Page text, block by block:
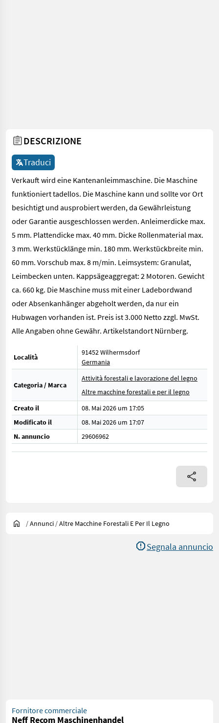
DESCRIZIONE
Traduci
Verkauft wird eine Kantenanleimmaschine. Die Maschine
funktioniert tadellos. Die Maschine kann und sollte vor Ort
besichtigt und ausprobiert werden, da Gewährleistung
oder Garantie ausgeschlossen werden. Anleimerdicke max.
5 mm. Plattendicke max. 40 mm. Dicke Rollenmaterial max.
3 mm. Werkstücklänge min. 180 mm. Werkstückbreite min.
60 mm. Vorschub max. 8 m/min. Leimsystem: Granulat,
Leimbecken unten. Kappsägeaggregat: 2 Motoren. Gewicht
ca. 660 kg. Die Maschine muss mit einer Ladebordwand
oder Absenkanhänger abgeholt werden, da nur ein
Hubwagen vorhanden ist. Preis ist 3.000 Netto zzgl. MwSt.
Alle Angaben ohne Gewähr. Artikelstandort Nürnberg.
Località
91452 Wilhermsdorf
Germania
Categoria / Marca
Attività forestali e lavorazione del legno
Altre macchine forestali e per il legno
Creato il
08. Mai 2026 um 17:05
Modificato il
08. Mai 2026 um 17:07
N. annuncio
29606962
/Annunci /Altre Macchine Forestali E Per Il Legno
Segnala annuncio
Fornitore commerciale
Neff Recom Maschinenhandel